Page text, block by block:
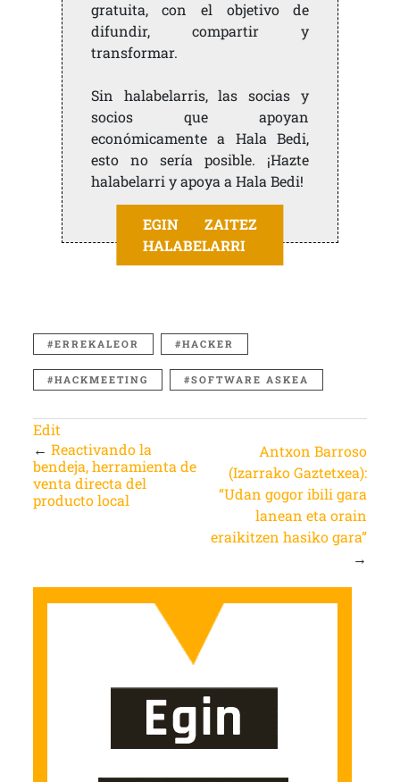
gratuita, con el objetivo de
difundir, compartir y
transformar.
Sin halabelarris, las socias y
socios que apoyan
económicamente a Hala Bedi,
esto no sería posible. ¡Hazte
halabelarri y apoya a Hala Bedi!
EGIN ZAITEZ
HALABELARRI
ERREKALEOR HACKER
HACKMEETING SOFTWARE ASKEA
Edit
← Reactivando la
bendeja, herramienta de
venta directa del
producto local
Antxon Barroso
(Izarrako Gaztetxea):
“Udan gogor ibili gara
lanean eta orain
eraikitzen hasiko gara”
→